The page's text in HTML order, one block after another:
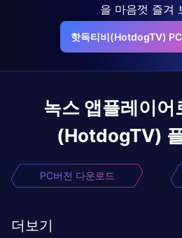
을 마음껏 즐겨
핫독티비(HotdogTV)
녹스 앱플레이어
(HotdogTV)
PC버전 다운로드
더보기